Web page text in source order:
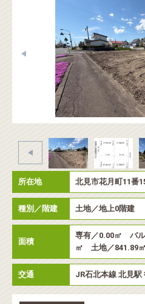
所在地 北見市花月町11番
種別／階建 土地／地上0階建
面積
専有／0.00㎡ バ
㎡ 土地／841.89㎡
交通 JR石北本線 北見駅